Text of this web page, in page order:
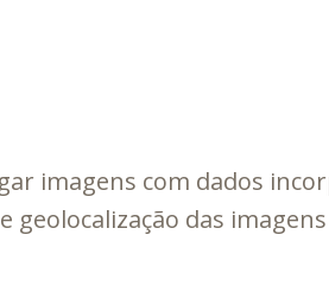
imagens com dados
das